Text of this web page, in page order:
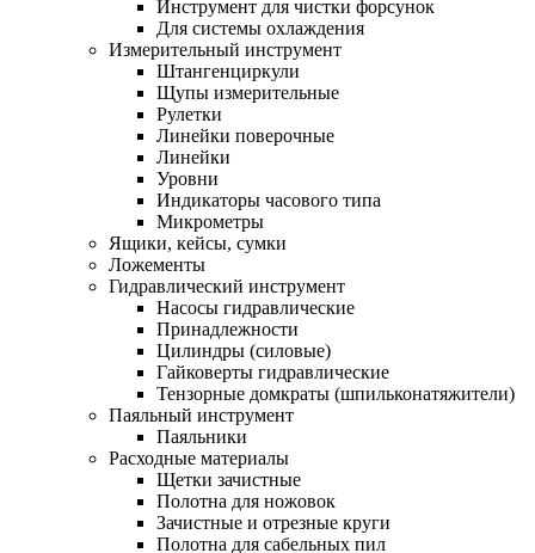
Инструмент для чистки форсунок
Для системы охлаждения
Измерительный инструмент
Штангенциркули
Щупы измерительные
Рулетки
Линейки поверочные
Линейки
Уровни
Индикаторы часового типа
Микрометры
Ящики, кейсы, сумки
Ложементы
Гидравлический инструмент
Насосы гидравлические
Принадлежности
Цилиндры (силовые)
Гайковерты гидравлические
Тензорные домкраты (шпильконатяжители)
Паяльный инструмент
Паяльники
Расходные материалы
Щетки зачистные
Полотна для ножовок
Зачистные и отрезные круги
Полотна для сабельных пил